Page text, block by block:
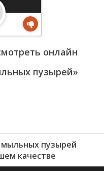
онлайн
пузырей»
пузырей
качестве